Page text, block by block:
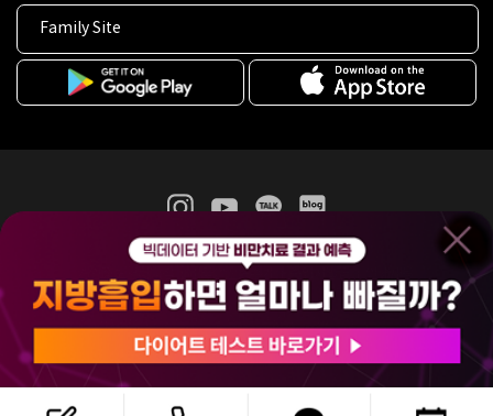
Family Site
365mc 병·의원 이용약관
홈페이지 이용약관
비급여진료수가
(주)365mcㅣ서울특별시 서초구 서초대로52길 7, 3~4층(서초동, 제일빌딩)
120-87-04354ㅣ김남철
COPYRIGHT(C) 2025 365mc. ALL RIGHTS RESERVED.